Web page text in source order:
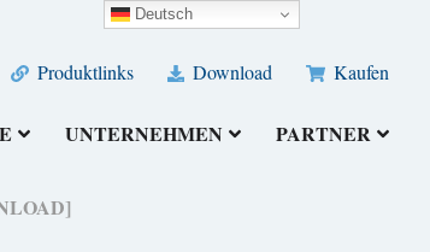
Produktlinks Download Kaufen
UNTERNEHMEN PARTNER
Deutsch